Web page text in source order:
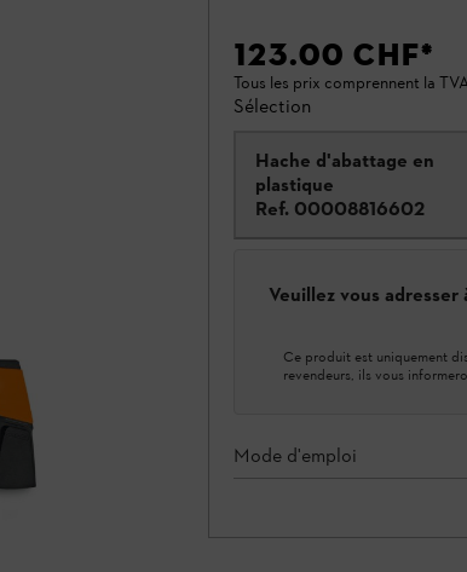
123.00 CHF*
Tous les prix comprennent la
Sélection
Hache d'abattage en
plastique
Ref. 00008816602
Veuillez vous
Ce produit est uniquement
revendeurs, ils vous
Mode d'emploi